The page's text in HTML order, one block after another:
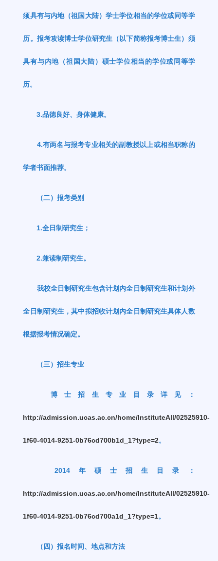
须具有与内地（祖国大陆）学士学位相当的学位或同等学
历。报考攻读博士学位研究生（以下简称报考博士生）须
具有与内地（祖国大陆）硕士学位相当的学位或同等学
历。
3.品德良好、身体健康。
4.有两名与报考专业相关的副教授以上或相当职称的
学者书面推荐。
（二）报考类别
1.全日制研究生；
2.兼读制研究生。
我校全日制研究生包含计划内全日制研究生和计划外
全日制研究生，其中拟招收计划内全日制研究生具体人数
根据报考情况确定。
（三）招生专业
博士招生专业目录详见：
http://admission.ucas.ac.cn/home/InstituteAll/02525910-
1f60-4014-9251-0b76cd700b1d_1?type=2。
2014年硕士招生目录：
http://admission.ucas.ac.cn/home/InstituteAll/02525910-
1f60-4014-9251-0b76cd700a1d_1?type=1。
（四）报名时间、地点和方法